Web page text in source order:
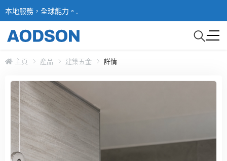
本地服務，全球能力。.
主頁 產品 建築五金 詳情